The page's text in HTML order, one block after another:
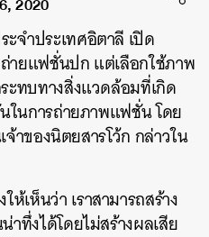
2020
ะจำประเทศอิตาลี เปิด
ายแฟชั่นปก แต่เลือกใช้ภาพ
ทบทางสิ่งแวดล้อมที่เกิด
ในการถ่ายภาพแฟชั่น โดย
าของนิตยสารโว้ก กล่าวใน
เห็นว่า เราสามารถสร้าง
ทึ่งได้โดยไม่สร้างผลเสีย